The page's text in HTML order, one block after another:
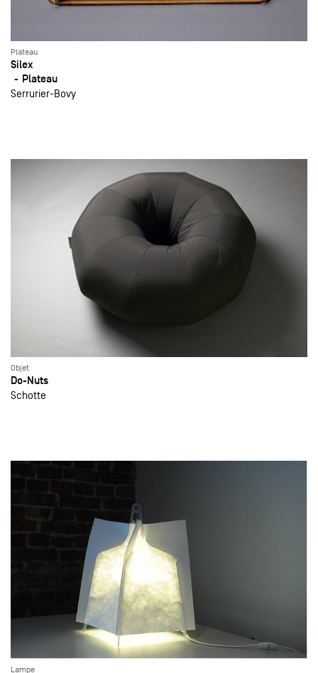
Plateau
Silex
Plateau
Serrurier-Bovy
Objet
Do-Nuts
Schotte
Lampe